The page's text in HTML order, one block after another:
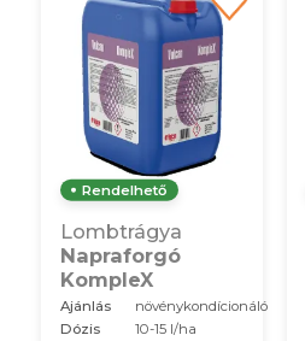
Rendelhető
Lombtrágya
Napraforgó
KompleX
Ajánlás
növénykondícionáló
Dózis
10-15 l/ha